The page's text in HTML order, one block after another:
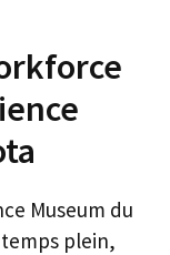
Museum du
temps plein,